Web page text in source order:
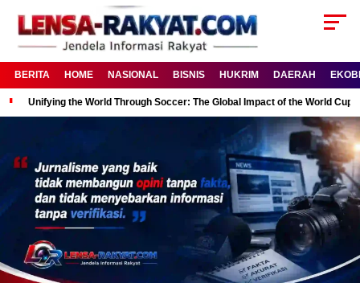
BERITA HOME NASIONAL BISNIS HUKRIM DAERAH
Unifying the World Through Soccer: The Global Impact of the World Cup